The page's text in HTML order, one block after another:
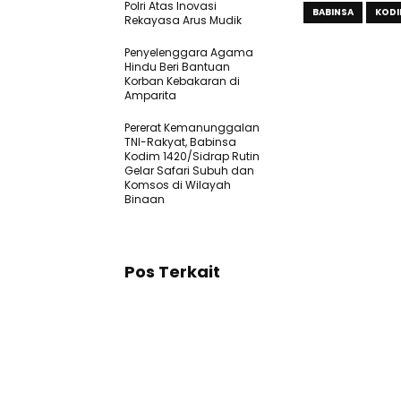
BABINSA
Polri Atas Inovasi
Rekayasa Arus Mudik
Penyelenggara Agama
Hindu Beri Bantuan
Korban Kebakaran di
Amparita
Pererat Kemanunggalan
TNI-Rakyat, Babinsa
Kodim 1420/Sidrap Rutin
Gelar Safari Subuh dan
Komsos di Wilayah
Binaan
Pos Terkait